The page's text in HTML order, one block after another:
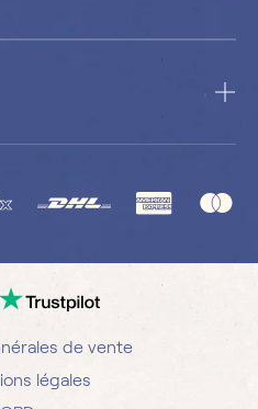
de vente
légales